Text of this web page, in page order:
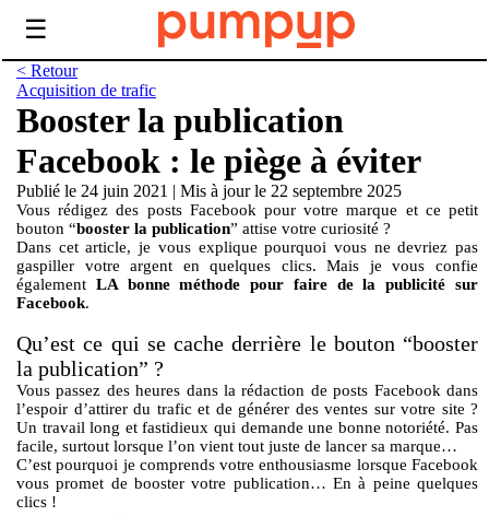
☰
< Retour
Acquisition de trafic
Booster la publication
Facebook : le piège à éviter
Publié le 24 juin 2021 | Mis à jour le 22 septembre 2025
Vous rédigez des posts Facebook pour votre marque et ce petit
bouton “booster la publication” attise votre curiosité ?
Dans cet article, je vous explique pourquoi vous ne devriez pas
gaspiller votre argent en quelques clics. Mais je vous confie
également LA bonne méthode pour faire de la publicité sur
Facebook.
Qu’est ce qui se cache derrière le bouton “booster
la publication” ?
Vous passez des heures dans la rédaction de posts Facebook dans
l’espoir d’attirer du trafic et de générer des ventes sur votre site ?
Un travail long et fastidieux qui demande une bonne notoriété. Pas
facile, surtout lorsque l’on vient tout juste de lancer sa marque…
C’est pourquoi je comprends votre enthousiasme lorsque Facebook
vous promet de booster votre publication… En à peine quelques
clics !